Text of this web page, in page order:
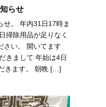
らせ
せ。 年内31日17時ま
掃除用品が足りなく
さい。 開いてます
きまして 年始は4日
きます。 朝晩 […]